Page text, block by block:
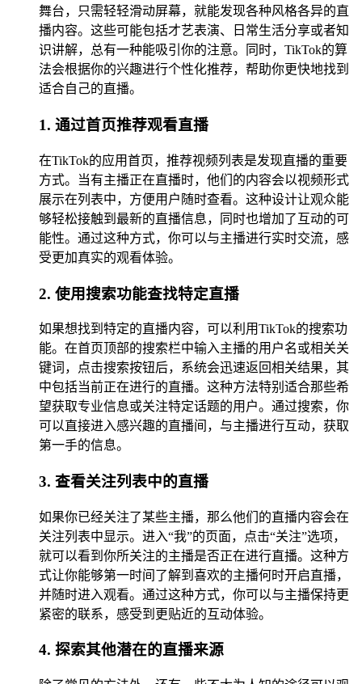
舞台，只需轻轻滑动屏幕，就能发现各种风格各异的直
播内容。这些可能包括才艺表演、日常生活分享或者知
识讲解，总有一种能吸引你的注意。同时，TikTok的算
法会根据你的兴趣进行个性化推荐，帮助你更快地找到
适合自己的直播。
1. 通过首页推荐观看直播
在TikTok的应用首页，推荐视频列表是发现直播的重要
方式。当有主播正在直播时，他们的内容会以视频形式
展示在列表中，方便用户随时查看。这种设计让观众能
够轻松接触到最新的直播信息，同时也增加了互动的可
能性。通过这种方式，你可以与主播进行实时交流，感
受更加真实的观看体验。
2. 使用搜索功能查找特定直播
如果想找到特定的直播内容，可以利用TikTok的搜索功
能。在首页顶部的搜索栏中输入主播的用户名或相关关
键词，点击搜索按钮后，系统会迅速返回相关结果，其
中包括当前正在进行的直播。这种方法特别适合那些希
望获取专业信息或关注特定话题的用户。通过搜索，你
可以直接进入感兴趣的直播间，与主播进行互动，获取
第一手的信息。
3. 查看关注列表中的直播
如果你已经关注了某些主播，那么他们的直播内容会在
关注列表中显示。进入“我”的页面，点击“关注”选项，
就可以看到你所关注的主播是否正在进行直播。这种方
式让你能够第一时间了解到喜欢的主播何时开启直播，
并随时进入观看。通过这种方式，你可以与主播保持更
紧密的联系，感受到更贴近的互动体验。
4. 探索其他潜在的直播来源